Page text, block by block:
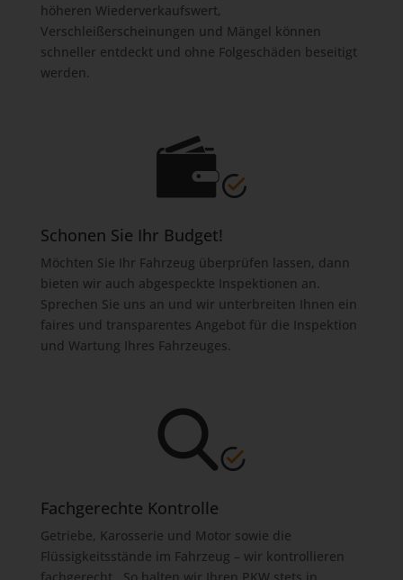
höheren Wiederverkaufswert,
Verschleißerscheinungen und Mängel können
schneller entdeckt und ohne Folgeschäden beseitigt
werden.
Schonen Sie Ihr Budget!
Möchten Sie Ihr Fahrzeug überprüfen lassen, dann
bieten wir auch abgespeckte Inspektionen an.
Sprechen Sie uns an und wir unterbreiten Ihnen ein
faires und transparentes Angebot für die Inspektion
und Wartung Ihres Fahrzeuges.
Fachgerechte Kontrolle
Getriebe, Karosserie und Motor sowie die
Flüssigkeitsstände im Fahrzeug – wir kontrollieren